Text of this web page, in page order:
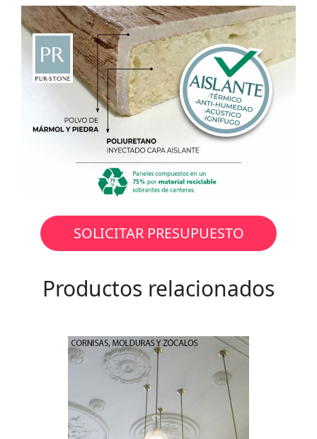
SOLICITAR PRESUPUESTO
Productos relacionados